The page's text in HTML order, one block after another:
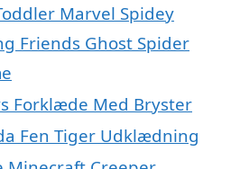
Marvel Spidey
Friends Ghost Spider
Forklæde Med Bryster
Fen Tiger Udklædning